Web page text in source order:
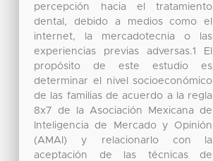
percepción hacia el tratamiento
dental, debido a medios como el
internet, la mercadotecnia o las
experiencias previas adversas.1 El
propósito de este estudio es
determinar el nivel socioeconómico
de las familias de acuerdo a la regla
8x7 de la Asociación Mexicana de
Inteligencia de Mercado y Opinión
(AMAI) y relacionarlo con la
aceptación de las técnicas de